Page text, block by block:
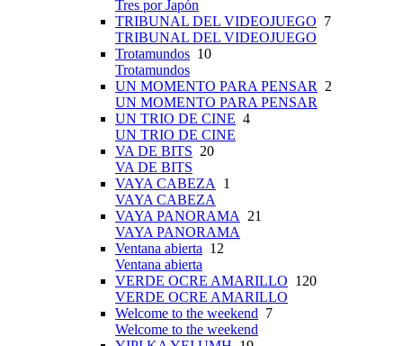
Tres por Japón
TRIBUNAL DEL VIDEOJUEGO 7
TRIBUNAL DEL VIDEOJUEGO
Trotamundos 10
Trotamundos
UN MOMENTO PARA PENSAR
2
UN MOMENTO PARA PENSAR
UN TRIO DE CINE 4
UN TRIO DE CINE
VA DE BITS 20
VA DE BITS
VAYA CABEZA
1
VAYA CABEZA
VAYA PANORAMA
21
VAYA PANORAMA
Ventana abierta 12
Ventana abierta
VERDE OCRE AMARILLO 120
VERDE OCRE AMARILLO
Welcome to the weekend 7
Welcome to the weekend